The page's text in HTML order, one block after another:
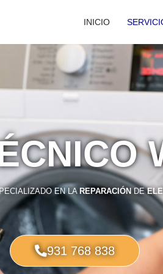
INICIO
EN LA REPARACIÓNDE
931 768 838